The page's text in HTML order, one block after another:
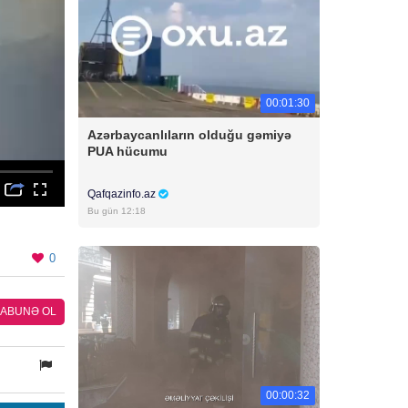
0
ABUNƏ OL
00:01:30
Azərbaycanlıların olduğu gəmiyə
PUA hücumu
Qafqazinfo.az
Bu gün 12:18
00:00:32